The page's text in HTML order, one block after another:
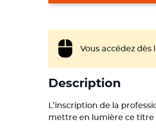
Vous accédez
Description
L’inscription de la
mettre en lumière ce titre